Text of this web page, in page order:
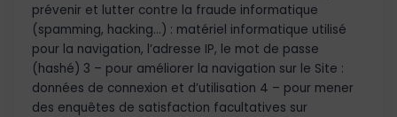
prévenir et lutter contre la fraude informatique
(spamming, hacking…) : matériel informatique utilisé
pour la navigation, l’adresse IP, le mot de passe
(hashé) 3 – pour améliorer la navigation sur le Site :
données de connexion et d’utilisation 4 – pour mener
des enquêtes de satisfaction facultatives sur